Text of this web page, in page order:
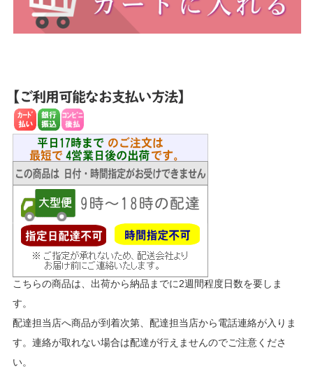
こちらの商品は、出荷から納品までに2週間程度日数を要しま
す。
配達担当店へ商品が到着次第、配達担当店から電話連絡が入りま
す。連絡が取れない場合は配達が行えませんのでご注意くださ
い。